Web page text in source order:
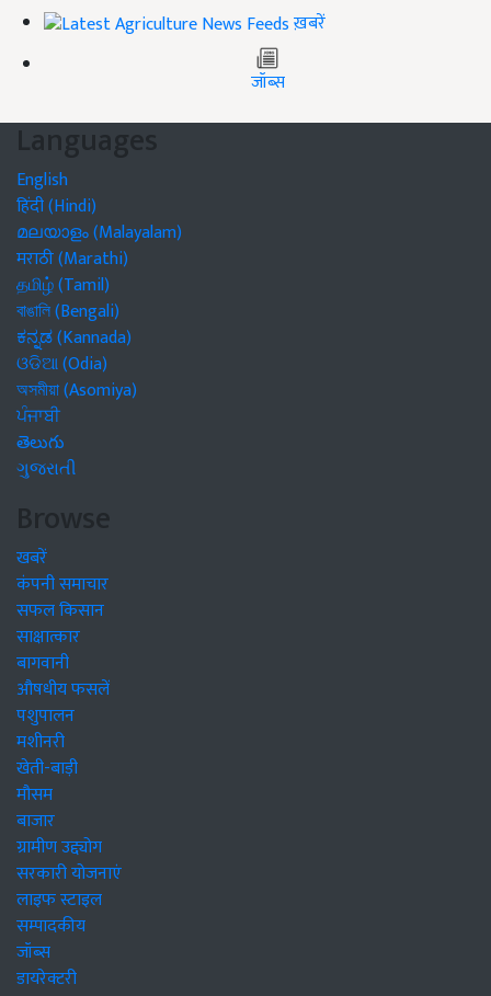
ख़बरें
जॉब्स
Languages
English
हिंदी (Hindi)
മലയാളം (Malayalam)
मराठी (Marathi)
தமிழ் (Tamil)
বাঙালি (Bengali)
ಕನ್ನಡ (Kannada)
ଓଡିଆ (Odia)
অসমীয়া (Asomiya)
ਪੰਜਾਬੀ
తెలుగు
ગુજરાતી
Browse
खबरें
कंपनी समाचार
सफल किसान
साक्षात्कार
बागवानी
औषधीय फसलें
पशुपालन
मशीनरी
खेती-बाड़ी
मौसम
बाजार
ग्रामीण उद्द्योग
सरकारी योजनाएं
लाइफ स्टाइल
सम्पादकीय
जॉब्स
डायरेक्टरी